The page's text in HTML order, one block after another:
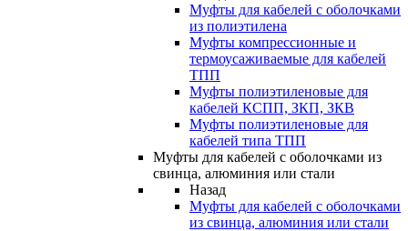
Муфты для кабелей с оболочками
из полиэтилена
Муфты компрессионные и
термоусаживаемые для кабелей
ТПП
Муфты полиэтиленовые для
кабелей КСПП, ЗКП, ЗКВ
Муфты полиэтиленовые для
кабелей типа ТПП
Муфты для кабелей с оболочками из
свинца, алюминия или стали
Назад
Муфты для кабелей с оболочками
из свинца, алюминия или стали